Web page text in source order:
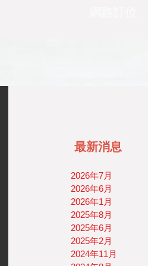
最新消息
2026年7月
2026年6月
2026年1月
2025年8月
2025年6月
2025年2月
2024年11月